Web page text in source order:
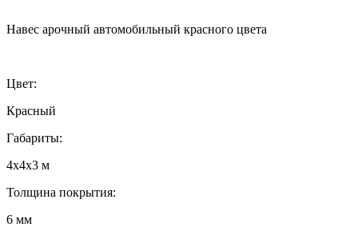
Навес арочный автомобильный красного цвета
Цвет:
Красный
Габариты:
4х4х3 м
Толщина покрытия:
6 мм